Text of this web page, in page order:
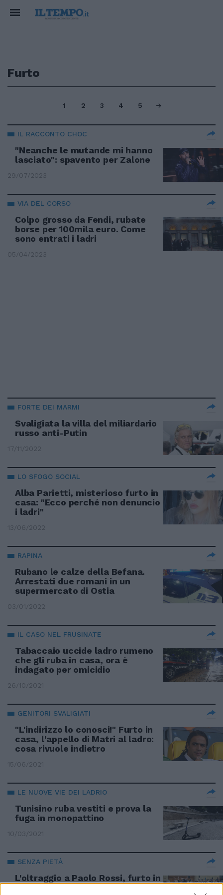
Furto
1 2 3 4 5
IL RACCONTO CHOC
"Neanche le mutande mi hanno
lasciato": spavento per Zalone
29/07/2023
VIA DEL CORSO
Colpo grosso da Fendi, rubate
borse per 100mila euro. Come
sono entrati i ladri
05/04/2023
FORTE DEI MARMI
Svaligiata la villa del miliardario
russo anti-Putin
17/11/2022
LO SFOGO SOCIAL
Alba Parietti, misterioso furto in
casa: "Ecco perché non denuncio
i ladri"
13/06/2022
RAPINA
Rubano le calze della Befana.
Arrestati due romani in un
supermercato di Ostia
03/01/2022
IL CASO NEL FRUSINATE
Tabaccaio uccide ladro rumeno
che gli ruba in casa, ora è
indagato per omicidio
26/10/2021
GENITORI SVALIGIATI
"L'indirizzo lo conosci!" Furto in
casa, l'appello di Matri al ladro:
cosa rivuole indietro
15/06/2021
LE NUOVE VIE DEI LADRIO
Tunisino ruba vestiti e prova la
fuga in monopattino
10/03/2021
SENZA PIETÀ
L'oltraggio a Paolo Rossi, furto in
casa mentre si celebravano i